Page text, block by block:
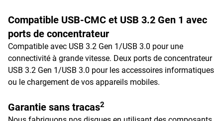
Compatible USB-CMC et USB 3.2 Gen 1 avec
ports de concentrateur
Compatible avec USB 3.2 Gen 1/USB 3.0 pour une
connectivité à grande vitesse. Deux ports de concentrateur
USB 3.2 Gen 1/USB 3.0 pour les accessoires informatiques
ou le chargement de vos appareils mobiles.
Garantie sans tracas2